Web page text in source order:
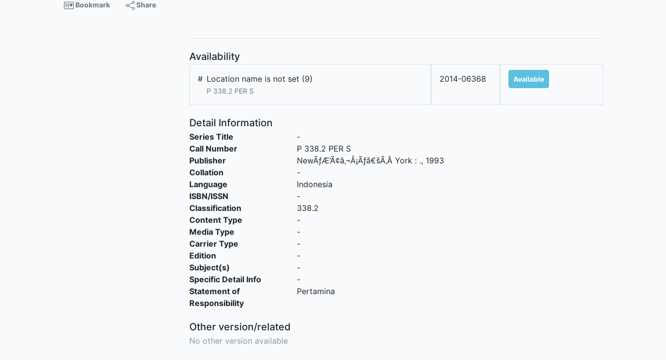
Bookmark Share
Availability
# Location name is not set (9)
P 338.2 PER S
2014-06368 Available
Detail Information
Series Title
-
Call Number
P 338.2 PER S
Publisher
NewÃƒÆ’Ã¢â‚¬Å¡Ãƒâ€šÃ‚Â York: ., 1993
Collation
-
Language
Indonesia
ISBN/ISSN
-
Classification
338.2
Content Type
-
Media Type
-
Carrier Type
-
Edition
-
Subject(s)
-
Specific Detail Info
-
Statement of
Responsibility
Pertamina
Other version/related
No other version available